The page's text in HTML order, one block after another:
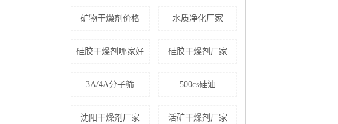
矿物干燥剂价格 水质净化厂家
硅胶干燥剂哪家好 硅胶干燥剂厂家
3A/4A分子筛 500cs硅油
沈阳干燥剂厂家 活矿干燥剂厂家